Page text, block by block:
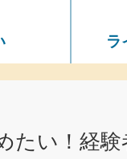
ラ
たい！経